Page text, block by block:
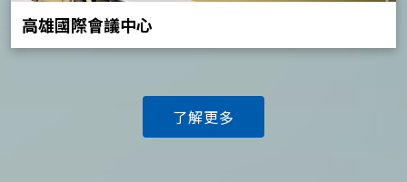
高雄國際會議中心
了解更多